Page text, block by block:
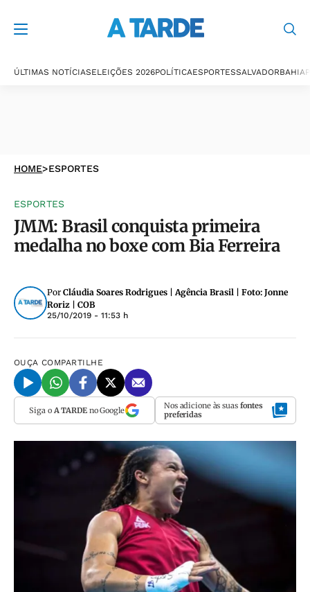
ÚLTIMAS NOTÍCIASELEIÇÕES 2026POLÍTICAESPORTESSALVADORBAHIA
HOME>ESPORTES
ESPORTES
JMM: Brasil conquista primeira
medalha no boxe com Bia Ferreira
Por Cláudia Soares Rodrigues | Agência Brasil | Foto: Jonne
Roriz | COB
25/10/2019 - 11:53 h
OUÇA COMPARTILHE
Siga o A TARDEno Google Nos adicione às suas fontes
preferidas